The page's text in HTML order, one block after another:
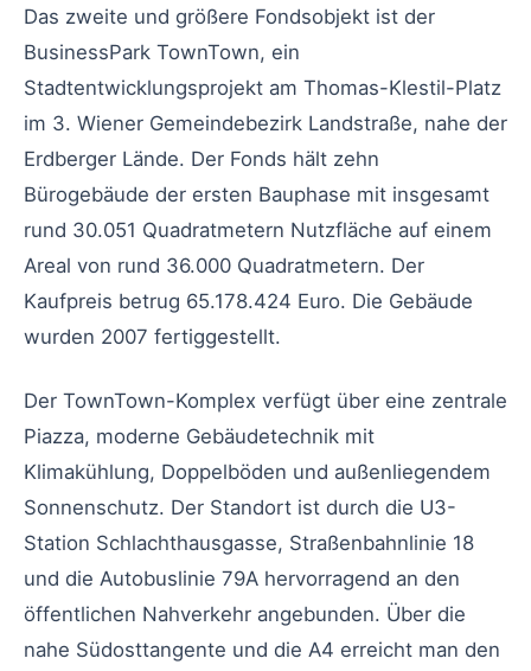
Das zweite und größere Fondsobjekt ist der
BusinessPark TownTown, ein
Stadtentwicklungsprojekt am Thomas-Klestil-Platz
im 3. Wiener Gemeindebezirk Landstraße, nahe der
Erdberger Lände. Der Fonds hält zehn
Bürogebäude der ersten Bauphase mit insgesamt
rund 30.051 Quadratmetern Nutzfläche auf einem
Areal von rund 36.000 Quadratmetern. Der
Kaufpreis betrug 65.178.424 Euro. Die Gebäude
wurden 2007 fertiggestellt.
Der TownTown-Komplex verfügt über eine zentrale
Piazza, moderne Gebäudetechnik mit
Klimakühlung, Doppelböden und außenliegendem
Sonnenschutz. Der Standort ist durch die U3-
Station Schlachthausgasse, Straßenbahnlinie 18
und die Autobuslinie 79A hervorragend an den
öffentlichen Nahverkehr angebunden. Über die
nahe Südosttangente und die A4 erreicht man den